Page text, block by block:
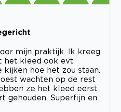
mijn praktijk. Ik kreeg
het kleed ook evt
hoe het zou staan.
wachten op de rest
ze het kleed eerst
gehouden. Superfijn en